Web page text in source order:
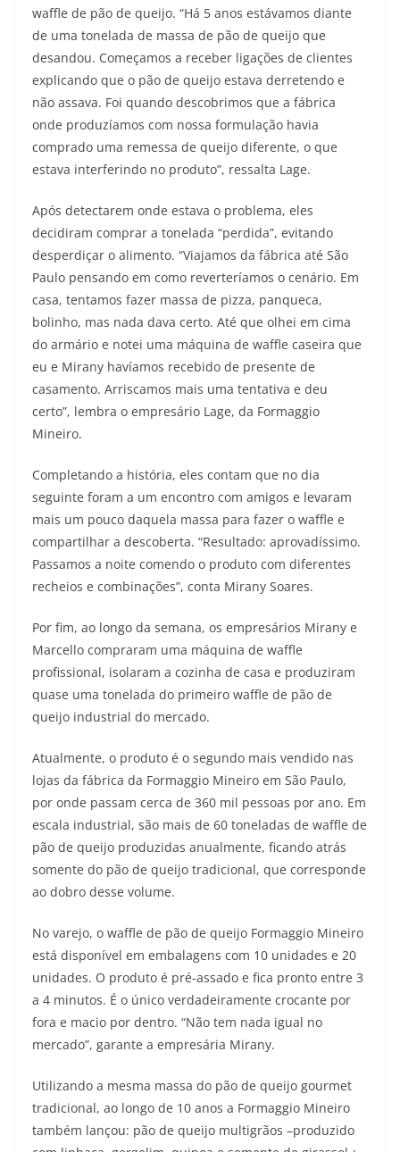
waffle de pão de queijo. “Há 5 anos estávamos diante
de uma tonelada de massa de pão de queijo que
desandou. Começamos a receber ligações de clientes
explicando que o pão de queijo estava derretendo e
não assava. Foi quando descobrimos que a fábrica
onde produzíamos com nossa formulação havia
comprado uma remessa de queijo diferente, o que
estava interferindo no produto”, ressalta Lage.
Após detectarem onde estava o problema, eles
decidiram comprar a tonelada “perdida”, evitando
desperdiçar o alimento. “Viajamos da fábrica até São
Paulo pensando em como reverteríamos o cenário. Em
casa, tentamos fazer massa de pizza, panqueca,
bolinho, mas nada dava certo. Até que olhei em cima
do armário e notei uma máquina de waffle caseira que
eu e Mirany havíamos recebido de presente de
casamento. Arriscamos mais uma tentativa e deu
certo”, lembra o empresário Lage, da Formaggio
Mineiro.
Completando a história, eles contam que no dia
seguinte foram a um encontro com amigos e levaram
mais um pouco daquela massa para fazer o waffle e
compartilhar a descoberta. “Resultado: aprovadíssimo.
Passamos a noite comendo o produto com diferentes
recheios e combinações”, conta Mirany Soares.
Por fim, ao longo da semana, os empresários Mirany e
Marcello compraram uma máquina de waffle
profissional, isolaram a cozinha de casa e produziram
quase uma tonelada do primeiro waffle de pão de
queijo industrial do mercado.
Atualmente, o produto é o segundo mais vendido nas
lojas da fábrica da Formaggio Mineiro em São Paulo,
por onde passam cerca de 360 mil pessoas por ano. Em
escala industrial, são mais de 60 toneladas de waffle de
pão de queijo produzidas anualmente, ficando atrás
somente do pão de queijo tradicional, que corresponde
ao dobro desse volume.
No varejo, o waffle de pão de queijo Formaggio Mineiro
está disponível em embalagens com 10 unidades e 20
unidades. O produto é pré-assado e fica pronto entre 3
a 4 minutos. É o único verdadeiramente crocante por
fora e macio por dentro. “Não tem nada igual no
mercado”, garante a empresária Mirany.
Utilizando a mesma massa do pão de queijo gourmet
tradicional, ao longo de 10 anos a Formaggio Mineiro
também lançou: pão de queijo multigrãos –produzido